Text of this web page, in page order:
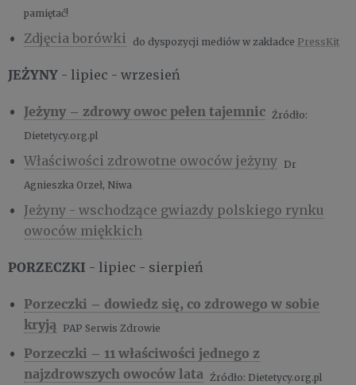
pamiętać!
Zdjęcia borówki do dyspozycji mediów w zakładce PressKit
JEŻYNY - lipiec - wrzesień
Jeżyny – zdrowy owoc pełen tajemnic Źródło:
Dietetycy.org.pl
Właściwości zdrowotne owoców jeżyny Dr
Agnieszka Orzeł, Niwa
Jeżyny - wschodzące gwiazdy polskiego rynku
owoców miękkich
PORZECZKI - lipiec - sierpień
Porzeczki – dowiedz się, co zdrowego w sobie
kryją PAP Serwis Zdrowie
Porzeczki – 11 właściwości jednego z
najzdrowszych owoców lata Źródło: Dietetycy.org.pl